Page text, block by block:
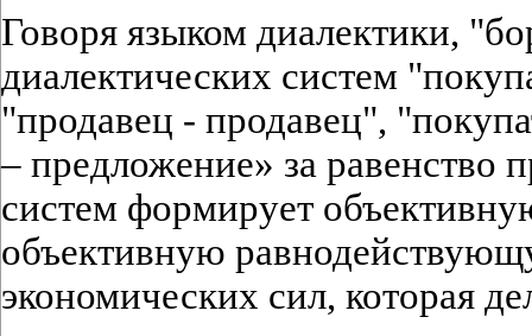
Говоря языком диалектики,
диалектических систем
"продавец - продавец",
– предложение» за равенство
систем формирует
объективную
экономических сил, которая